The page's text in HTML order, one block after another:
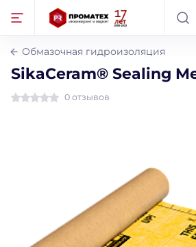
Обмазочная гидроизоляция
SikaCeram® Sealing
0 отзывов